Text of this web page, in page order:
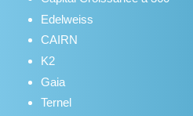
Edelweiss
CAIRN
K2
Gaia
Ternel